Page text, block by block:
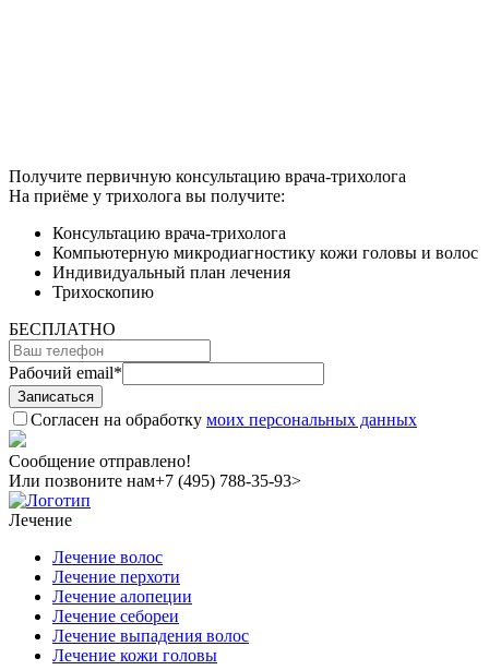
Получите первичную консультацию врача-трихолога
На приёме у трихолога вы получите:
Консультацию врача-трихолога
Компьютерную микродиагностику кожи головы и волос
Индивидуальный план лечения
Трихоскопию
БЕСПЛАТНО
Рабочий email*
Согласен на обработку моих персональных данных
Сообщение отправлено!
Или позвоните нам+7 (495) 788-35-93>
Лечение
Лечение волос
Лечение перхоти
Лечение алопеции
Лечение себореи
Лечение выпадения волос
Лечение кожи головы